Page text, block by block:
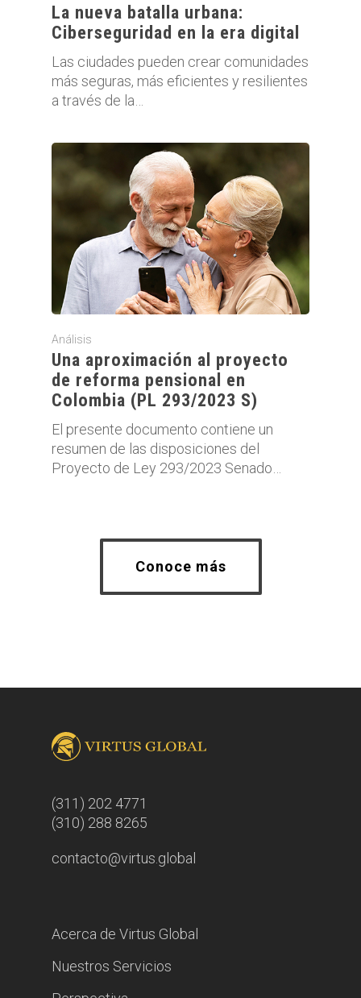
La nueva batalla urbana:
Ciberseguridad en la era digital
Las ciudades pueden crear comunidades
más seguras, más eficientes y resilientes
a través de la…
Análisis
Una aproximación al proyecto
de reforma pensional en
Colombia (PL 293/2023 S)
El presente documento contiene un
resumen de las disposiciones del
Proyecto de Ley 293/2023 Senado…
Conoce más
(311) 202 4771
(310) 288 8265
contacto@virtus.global
Acerca de Virtus Global
Nuestros Servicios